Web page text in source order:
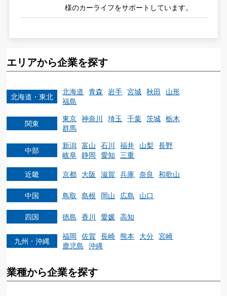
様のカーライフをサポートしています。
エリアから企業を探す
北海道・東北 北海道 青森 岩手 宮城 秋田
山形
福島
関東 東京 神奈川 埼玉 千葉 茨城 栃木
群馬
中部 新潟 富山 石川 福井 山梨
長野
岐阜 静岡 愛知
三重
近畿
京都 大阪 滋賀 兵庫 奈良 和歌山
中国 鳥取 島根 岡山 広島 山口
四国 徳島 香川 愛媛 高知
九州・沖縄 福岡 佐賀 長崎 熊本 大分 宮崎
鹿児島
沖縄
業種から企業を探す